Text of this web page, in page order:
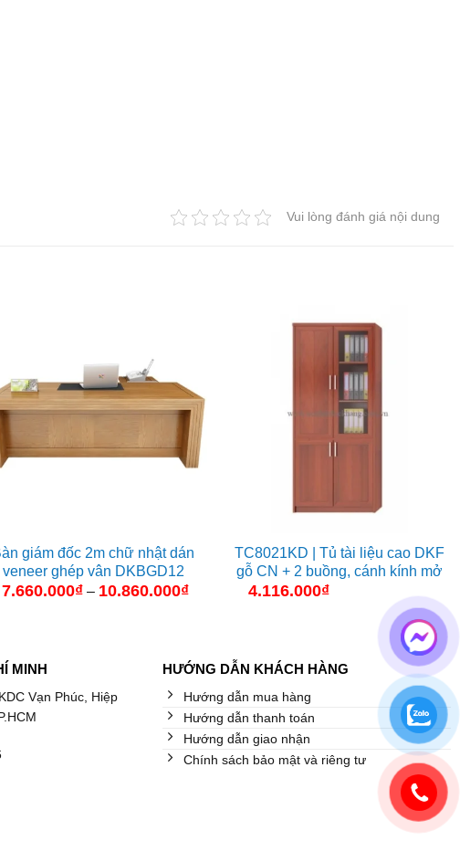
Vui lòng đánh giá nội dung
giám đốc 2m chữ nhật dán
veneer ghép vân DKBGD12
7.660.000₫ – 10.860.000₫Khoảng
10.860.000₫
TC8021KD | Tủ tài liệu cao DKF
gỗ CN + 2 buồng, cánh kính mở
4.116.000₫
MINH
Vạn Phúc, Hiệp
HƯỚNG DẪN KHÁCH HÀNG
Hướng dẫn mua hàng
Hướng dẫn thanh toán
Hướng dẫn giao nhận
Chính sách bảo mật và riêng tư